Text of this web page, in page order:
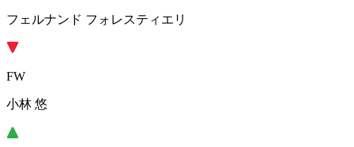
フェルナンド フォレスティエリ
FW
小林 悠